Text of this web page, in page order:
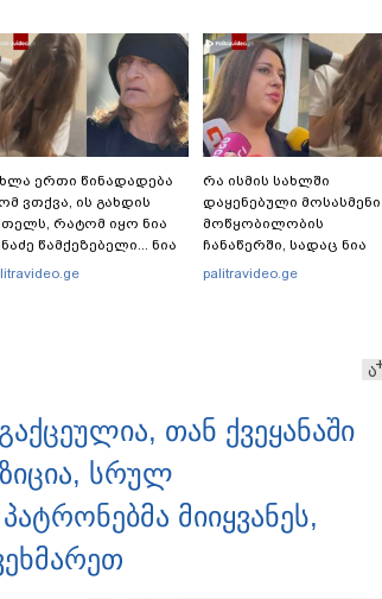
ერთი წინადადება
ვთქვა, ის გახდის
რატომ იყო ნია
წამქეზებელი... ნია
გამოსული
რა ისმის სახლში
დაყენებული მოსასმენი
მოწყობილობის
ჩანაწერში, სადაც ნია
იმნაძე მამას ესაუბრება?
palitravideo.ge
ა
თან ქვეყანაში
სრულ
მიიყვანეს,